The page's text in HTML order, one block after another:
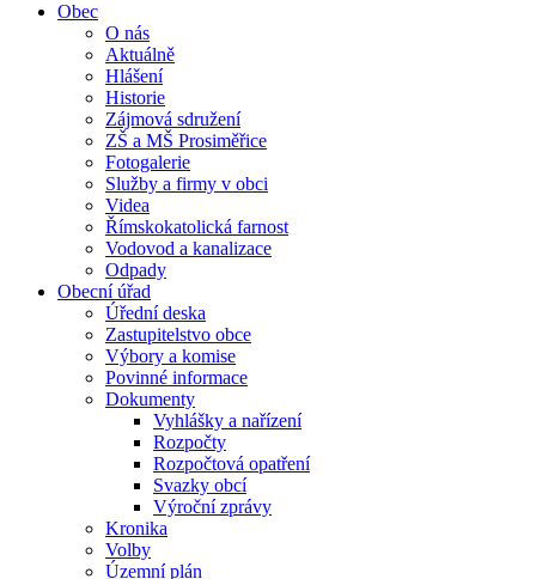
Obec
O nás
Aktuálně
Hlášení
Historie
Zájmová sdružení
ZŠ a MŠ Prosiměřice
Fotogalerie
Služby a firmy v obci
Videa
Římskokatolická farnost
Vodovod a kanalizace
Odpady
Obecní úřad
Úřední deska
Zastupitelstvo obce
Výbory a komise
Povinné informace
Dokumenty
Vyhlášky a nařízení
Rozpočty
Rozpočtová opatření
Svazky obcí
Výroční zprávy
Kronika
Volby
Územní plán